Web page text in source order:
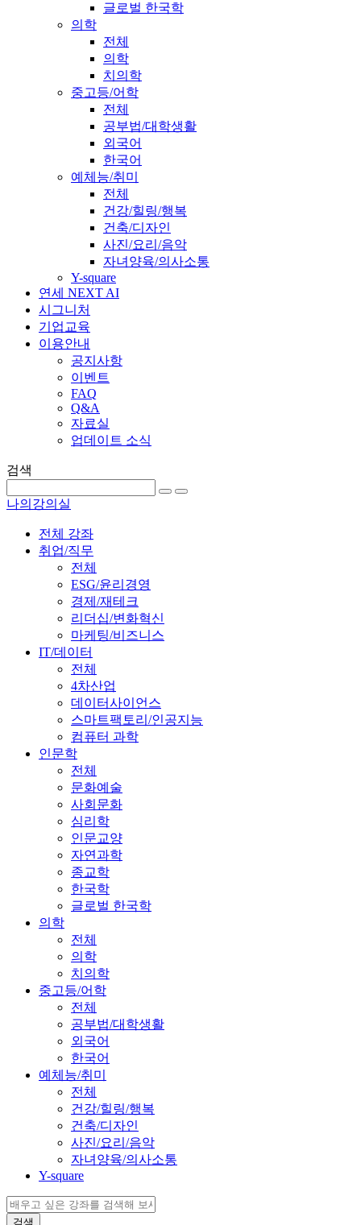
글로벌 한국학
의학
전체
의학
치의학
중고등/어학
전체
공부법/대학생활
외국어
한국어
예체능/취미
전체
건강/힐링/행복
건축/디자인
사진/요리/음악
자녀양육/의사소통
Y-square
연세 NEXT AI
시그니처
기업교육
이용안내
공지사항
이벤트
FAQ
Q&A
자료실
업데이트 소식
검색
나의강의실
전체 강좌
취업/직무
전체
ESG/윤리경영
경제/재테크
리더십/변화혁신
마케팅/비즈니스
IT/데이터
전체
4차산업
데이터사이언스
스마트팩토리/인공지능
컴퓨터 과학
인문학
전체
문화예술
사회문화
심리학
인문교양
자연과학
종교학
한국학
글로벌 한국학
의학
전체
의학
치의학
중고등/어학
전체
공부법/대학생활
외국어
한국어
예체능/취미
전체
건강/힐링/행복
건축/디자인
사진/요리/음악
자녀양육/의사소통
Y-square